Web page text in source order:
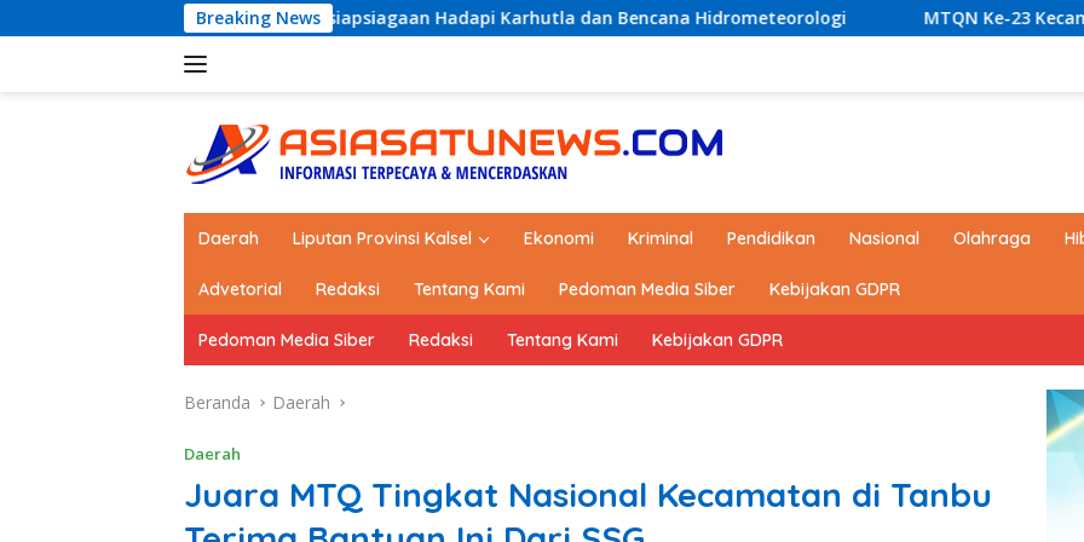
ke
Breaking News
Kesiapsiagaan Hadapi Karhutla dan Bencana Hidrometeorologi MTQN Ke-23 Kecamatan Simpang Empat:
Daerah Liputan Provinsi Kalsel Ekonomi Kriminal Pendidikan Nasional Olahraga
Advetorial Redaksi Tentang Kami Pedoman Media Siber Kebijakan GDPR
Pedoman Media Siber Redaksi Tentang Kami Kebijakan GDPR
Beranda Daerah
Daerah
Juara MTQ Tingkat Nasional Kecamatan di Tanbu